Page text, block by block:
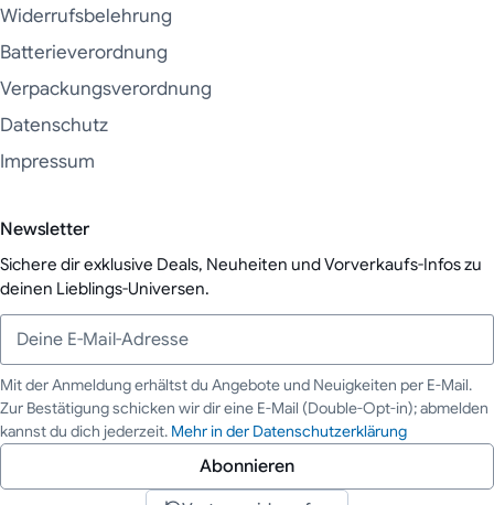
Widerrufsbelehrung
Batterieverordnung
Verpackungsverordnung
Datenschutz
Impressum
Newsletter
Sichere dir exklusive Deals, Neuheiten und Vorverkaufs-Infos zu
deinen Lieblings-Universen.
Deine E-Mail-Adresse
Mit der Anmeldung erhältst du Angebote und Neuigkeiten per E-Mail.
Zur Bestätigung schicken wir dir eine E-Mail (Double-Opt-in); abmelden
kannst du dich jederzeit. Mehr in der Datenschutzerklärung
Abonnieren